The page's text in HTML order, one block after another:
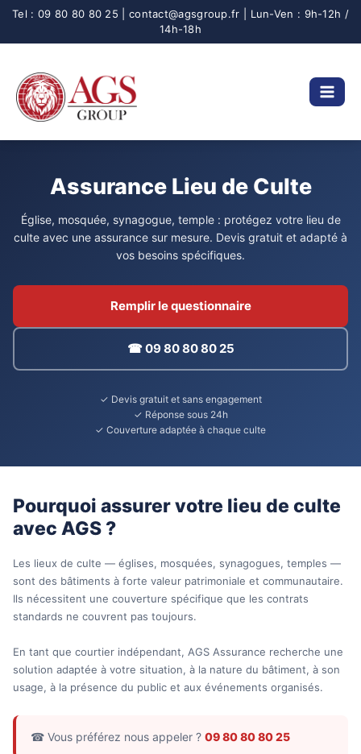
Aller
Assurance Lieu de Culte
Église, mosquée, synagogue, temple : protégez votre lieu de
culte avec une assurance sur mesure. Devis gratuit et adapté à
vos besoins spécifiques.
Remplir le questionnaire
☎ 09 80 80 80 25
✓ Devis gratuit et sans engagement
✓ Réponse sous 24h
✓ Couverture adaptée à chaque culte
Pourquoi assurer votre lieu de culte
avec AGS ?
Les lieux de culte — églises, mosquées, synagogues, temples —
sont des bâtiments à forte valeur patrimoniale et communautaire.
Ils nécessitent une couverture spécifique que les contrats
standards ne couvrent pas toujours.
En tant que courtier indépendant, AGS Assurance recherche une
solution adaptée à votre situation, à la nature du bâtiment, à son
usage, à la présence du public et aux événements organisés.
☎ Vous préférez nous appeler ? 09 80 80 80 25